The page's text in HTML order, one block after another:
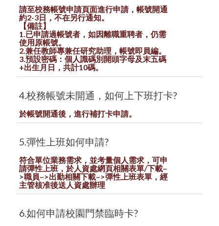
請至校務帳號申請頁面進行申請，帳號開通
約2-3日，不在另行通知。
【備註】
1.已申請過帳號者，如因離職重聘者，仍需
使用原帳號。
2.兼任教師專兼任研究助理，帳號即員編。
3.預設密碼：個人識碼別開頭字母及末五碼
+出生月日，共計10碼。
4.校務帳號未開通，如何上下班打卡?
於帳號開通後，進行補打卡申請。
5.彈性上班如何申請?
符合單位業務需求，並考量個人需求，可申
請彈性上班，於人資處網頁相關表單/下載–
>職員–>出勤相關下載–>彈性上班表單，經
主管核准後送人資處辦理
6.如何申請校園門禁臨時卡?